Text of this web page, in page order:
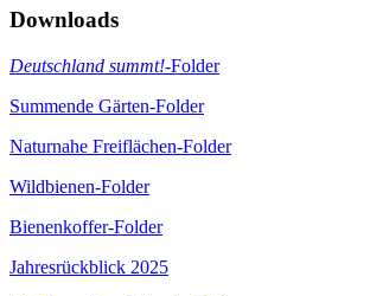
Downloads
Deutschland summt!-Folder
Summende Gärten-Folder
Naturnahe Freiflächen-Folder
Wildbienen-Folder
Bienenkoffer-Folder
Jahresrückblick 2025